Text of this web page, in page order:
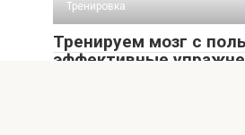
Тренировка
Тренируем мозг с
эффективные